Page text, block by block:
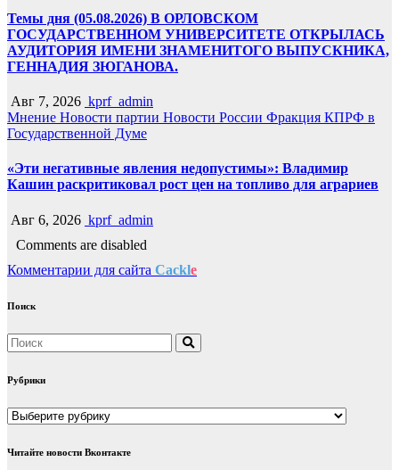
Темы дня (05.08.2026) В ОРЛОВСКОМ
ГОСУДАРСТВЕННОМ УНИВЕРСИТЕТЕ ОТКРЫЛАСЬ
АУДИТОРИЯ ИМЕНИ ЗНАМЕНИТОГО ВЫПУСКНИКА,
ГЕННАДИЯ ЗЮГАНОВА.
Авг 7, 2026 kprf_admin
Мнение Новости партии Новости России Фракция КПРФ в
Государственной Думе
«Эти негативные явления недопустимы»: Владимир
Кашин раскритиковал рост цен на топливо для аграриев
Авг 6, 2026 kprf_admin
Comments are disabled
Комментарии для сайта Cackle
Поиск
Рубрики
Рубрики
Читайте новости Вконтакте